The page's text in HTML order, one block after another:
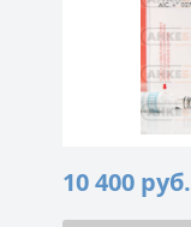
10 400 руб.